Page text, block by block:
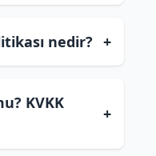
nedir? +
KVKK
+